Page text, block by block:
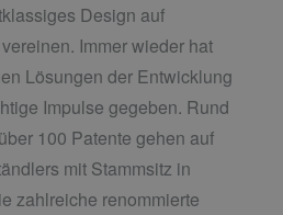
Design auf
Immer wieder hat
Lösungen der Entwicklung
Impulse gegeben. Rund
100 Patente gehen auf
mit Stammsitz in
zahlreiche renommierte